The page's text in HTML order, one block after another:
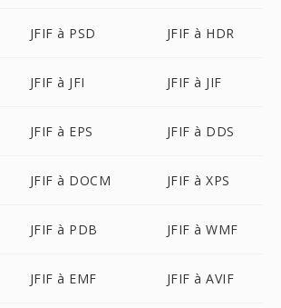
JFIF à PSD JFIF à HDR
JFIF à JFI JFIF à JIF
JFIF à EPS JFIF à DDS
JFIF à DOCM JFIF à XPS
JFIF à PDB JFIF à WMF
JFIF à EMF JFIF à AVIF